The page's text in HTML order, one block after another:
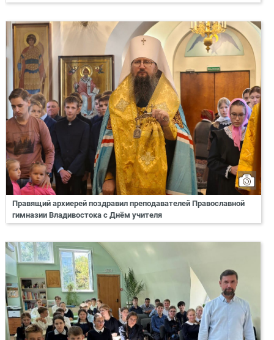
Правящий архиерей поздравил преподавателей Православной
гимназии Владивостока с Днём учителя